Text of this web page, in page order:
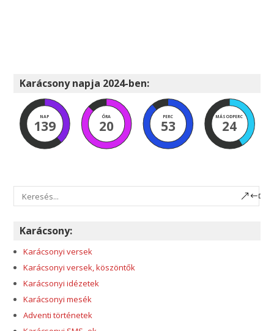
Karácsony napja 2024-ben:
NAP
139
ÓRA
20
PERC
53
MÁSODPERC
23
Karácsony:
Karácsonyi versek
Karácsonyi versek, köszöntők
Karácsonyi idézetek
Karácsonyi mesék
Adventi történetek